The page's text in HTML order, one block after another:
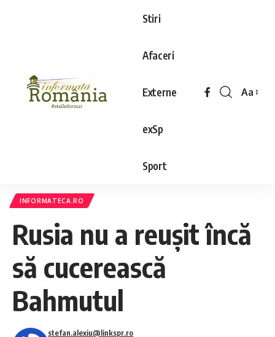
Stiri
Afaceri
Externe
exSp
Sport
Aa
INFORMATECA.RO
Rusia nu a reușit încă
să cucerească
Bahmutul
stefan.alexiu@linkspr.ro